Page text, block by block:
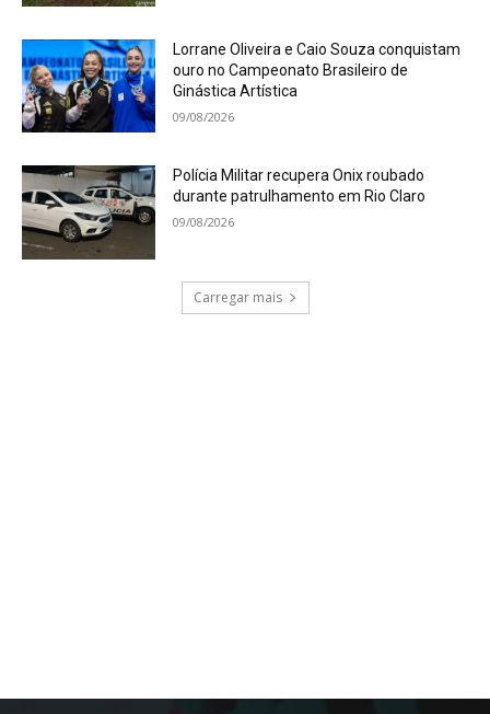
Lorrane Oliveira e Caio Souza conquistam
ouro no Campeonato Brasileiro de
Ginástica Artística
09/08/2026
Polícia Militar recupera Onix roubado
durante patrulhamento em Rio Claro
09/08/2026
Carregar mais